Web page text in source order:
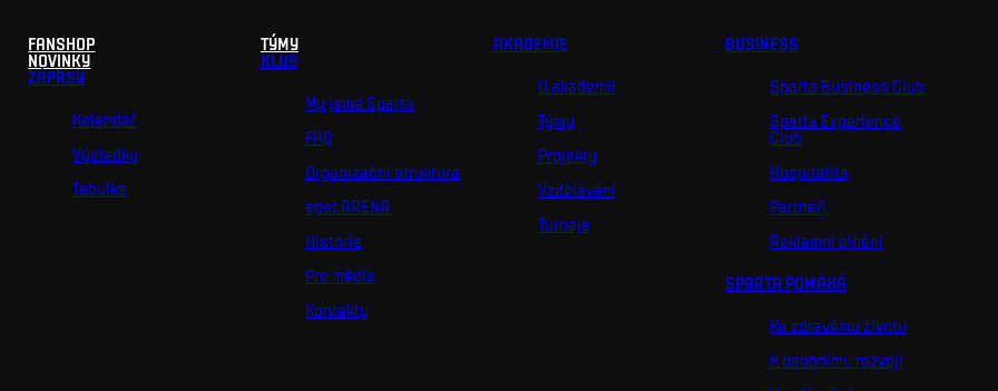
FANSHOP
NOVINKY
ZÁPASY
Kalendář
Výsledky
Tabulka
TÝMY
KLUB
My jsme Sparta
FAQ
Organizační struktura
epet ARENA
Historie
Pro média
Kontakty
AKADEMIE
O akademii
Týmy
Projekty
Vzdělávání
Turnaje
BUSINESS
Sparta Business Club
Sparta Experience
Club
Hospitalita
Partneři
Reklamní plnění
SPARTA POMÁHÁ
Ke zdravému životu
K osobnímu rozvoji